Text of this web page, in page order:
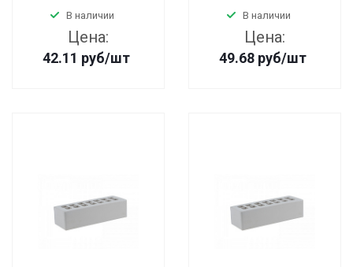
В наличии
Цена:
42.11 руб/шт
В наличии
Цена:
49.68 руб/шт